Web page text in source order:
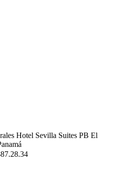
Hotel Sevilla Suites PB El